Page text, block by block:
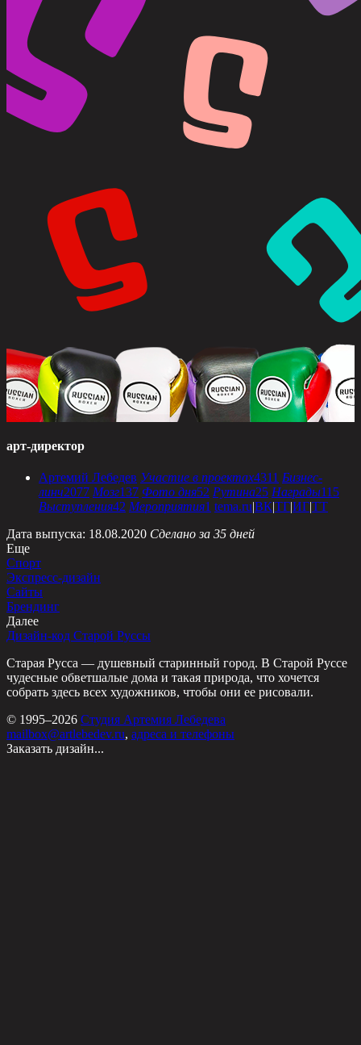
арт-директор
Артемий Лебедев Участие в проектах4311 Бизнес-
линч2077 Мозг137 Фото дня52 Рутина25 Награды115
Выступления42 Мероприятия1 tema.ru|ВК|ТГ|ИГ|ТТ
Дата выпуска: 18.08.2020 Сделано за 35 дней
Еще
Спорт
Экспресс-дизайн
Сайты
Брендинг
Далее
Дизайн-код Старой Руссы
Старая Русса — душевный старинный город. В Старой Руссе
чудесные обветшалые дома и такая природа, что хочется
собрать здесь всех художников, чтобы они ее рисовали.
© 1995–2026 Студия Артемия Лебедева
mailbox@artlebedev.ru, адреса и телефоны
Заказать дизайн...